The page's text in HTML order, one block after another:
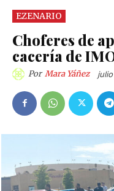
EZENARIO
Choferes de
cacería de
Por Mara Yáñez